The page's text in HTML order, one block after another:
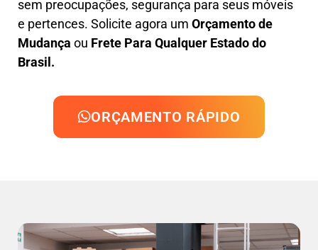
sem preocupações, segurança para seus móveis
e pertences. Solicite agora um Orçamento de
Mudança ou Frete Para Qualquer Estado do
Brasil.
ORÇAMENTO RÁPIDO